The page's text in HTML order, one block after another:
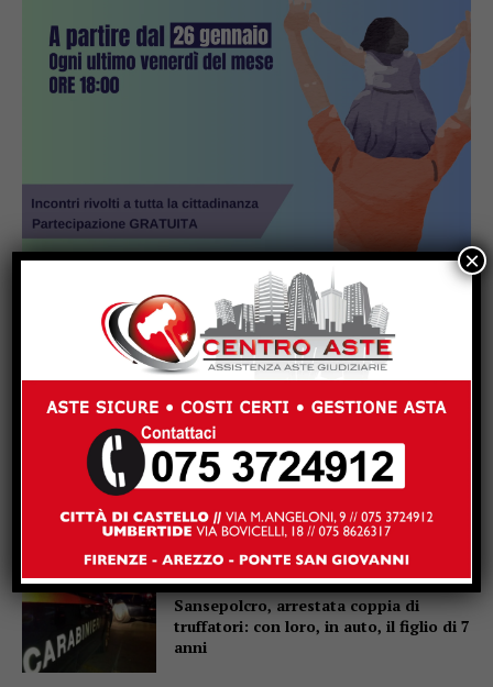
Popular
Schianto frontale sulla 221 a
Monterchi: centauro salvato
dall’elisoccorso
Sansepolcro, arrestata coppia di
truffatori: con loro, in auto, il figlio di 7
anni
×